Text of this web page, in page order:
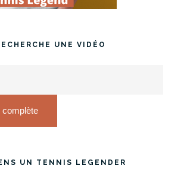
UNE VIDÉO
complète
UN TENNIS LEGENDER